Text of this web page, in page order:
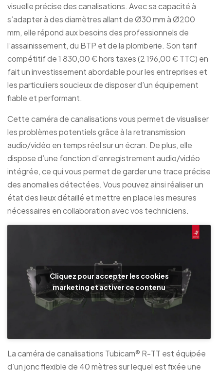
visuelle précise des canalisations. Avec sa capacité à
s’adapter à des diamètres allant de Ø30 mm à Ø200
mm, elle répond aux besoins des professionnels de
l’assainissement, du BTP et de la plomberie. Son tarif
compétitif de 1 830,00 € hors taxes (2 196,00 € TTC) en
fait un investissement abordable pour les entreprises et
les particuliers soucieux de disposer d’un équipement
fiable et performant.
Cette caméra de canalisations vous permet de visualiser
les problèmes potentiels grâce à la retransmission
audio/vidéo en temps réel sur un écran. De plus, elle
dispose d’une fonction d’enregistrement audio/vidéo
intégrée, ce qui vous permet de garder une trace précise
des anomalies détectées. Vous pouvez ainsi réaliser un
état des lieux détaillé et mettre en place les mesures
nécessaires en collaboration avec vos techniciens.
Cliquez pour accepter les cookies
marketing et activer ce contenu
La caméra de canalisations Tubicam® R-TT est équipée
d’un jonc flexible de 40 mètres sur lequel est fixée une